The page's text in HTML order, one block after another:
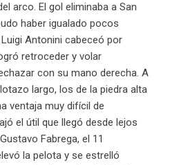
arco. El gol eliminaba a San
haber igualado pocos
Antonini cabeceó por
retroceder y volar
con su mano derecha. A
largo, los de la piedra alta
ventaja muy difícil de
el útil que llegó desde lejos
Fabrega, el 11
la pelota y se estrelló